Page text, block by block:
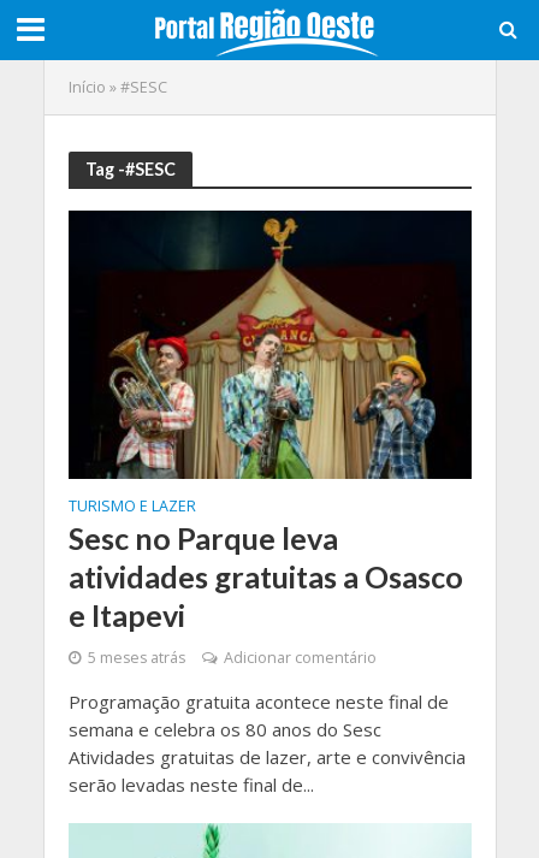
Início »#SESC
Tag -#SESC
TURISMO E LAZER
Sesc no Parque leva
atividades gratuitas a Osasco
e Itapevi
5 meses atrás Adicionar comentário
Programação gratuita acontece neste final de
semana e celebra os 80 anos do Sesc
Atividades gratuitas de lazer, arte e convivência
serão levadas neste final de...